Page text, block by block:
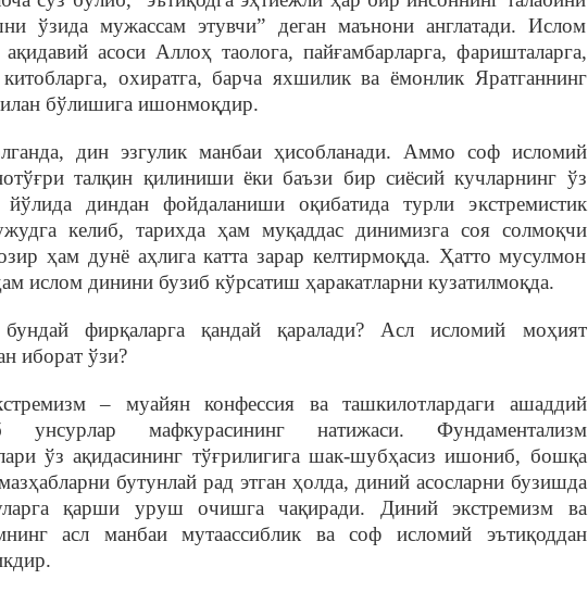
ўзида мужассам этувчи” деган маънони англатади. Ислом
асоси Аллоҳ таолога, пайғамбарларга, фаришталарга,
охиратга, барча яхшилик ва ёмонлик Яратганнинг
бўлишига ишонмоқдир.
дин эзгулик манбаи ҳисобланади. Аммо соф исломий
талқин қилиниши ёки баъзи бир сиёсий кучларнинг ўз
йўлида диндан фойдаланиши оқибатида турли экстремистик
келиб, тарихда ҳам муқаддас динимизга соя солмоқчи
ҳам дунё аҳлига катта зарар келтирмоқда. Ҳатто мусулмон
ислом динини бузиб кўрсатиш ҳаракатларни кузатилмоқда.
фирқаларга қандай қаралади? Асл исломий моҳият
иборат ўзи?
– муайян конфессия ва ташкилотлардаги ашаддий
унсурлар мафкурасининг натижаси. Фундаментализм
ўз ақидасининг тўғрилигига шак-шубҳасиз ишониб, бошқа
бутунлай рад этган ҳолда, диний асосларни бузишда
қарши уруш очишга чақиради. Диний экстремизм ва
асл манбаи мутаассиблик ва соф исломий эътиқоддан